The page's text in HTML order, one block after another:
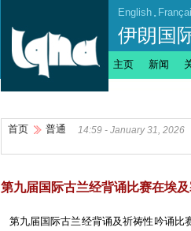
English .
伊朗国
主页 新闻
首页 普通
14:59 - January 31, 2026
第九届国际古兰经背诵比赛在埃
第九届国际古兰经背诵及祈祷性吟诵比